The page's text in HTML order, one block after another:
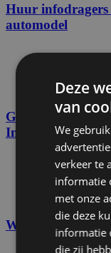
Huur infodragers
automodel
Pop-up store en
Glazen
Intratuin
Pop-up store en
Winkelinterieur
Deze
van
We
verkeer te
informatie
met onze
die deze
informatie
die zij